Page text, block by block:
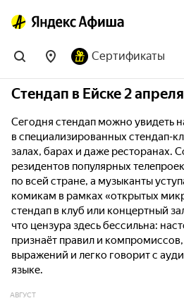
Сертификаты
Стендап в Ейске 2 апреля
Сегодня стендап можно увидеть
в специализированных стендап-
залах, барах и даже ресторанах.
резидентов популярных
по всей стране, а музыканты
комикам в рамках «открытых
стендап в клуб или концертный
что цензура здесь бессильна:
признаёт правил и компромиссов,
выражений и легко говорит с
языке.
АВГУСТ